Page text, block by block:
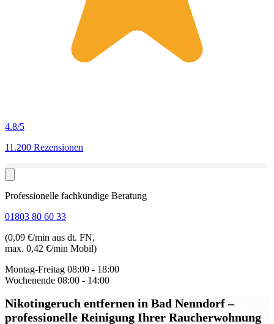
4.8/5
11.200 Rezensionen
Professionelle fachkundige Beratung
01803 80 60 33
(0,09 €/min aus dt. FN,
max. 0,42 €/min Mobil)
Montag-Freitag 08:00 - 18:00
Wochenende 08:00 - 14:00
Nikotingeruch entfernen in Bad Nenndorf–
professionelle Reinigung Ihrer Raucherwohnung